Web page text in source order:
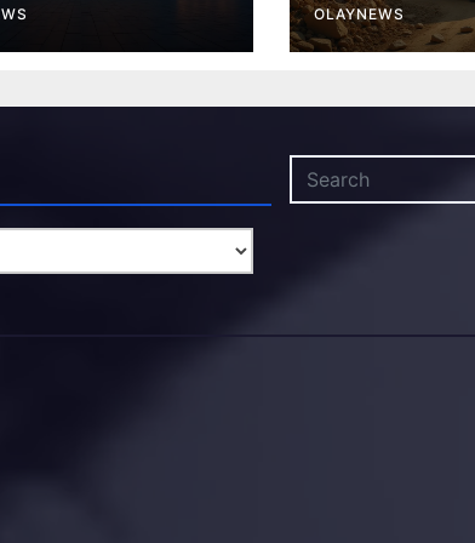
OLAYNEWS